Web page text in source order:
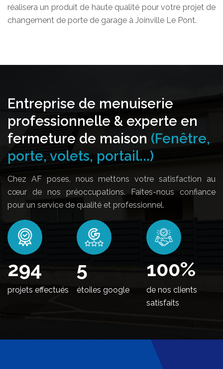
réalisera un produit de haute qualité pour votre projet de
changement de porte de garage à Joinville Le Pont.
Entreprise de menuiserie
professionnelle & experte en
fermeture de maison (Fenêtre,
porte, volets, portail...)
Chez AF poses, nous mettons votre satisfaction au
cœur de nos préoccupations. Faites-nous confiance
pour un service de qualité et professionnel.
352
projets effectués
5
étoiles google
100%
de nos clients
satisfaits